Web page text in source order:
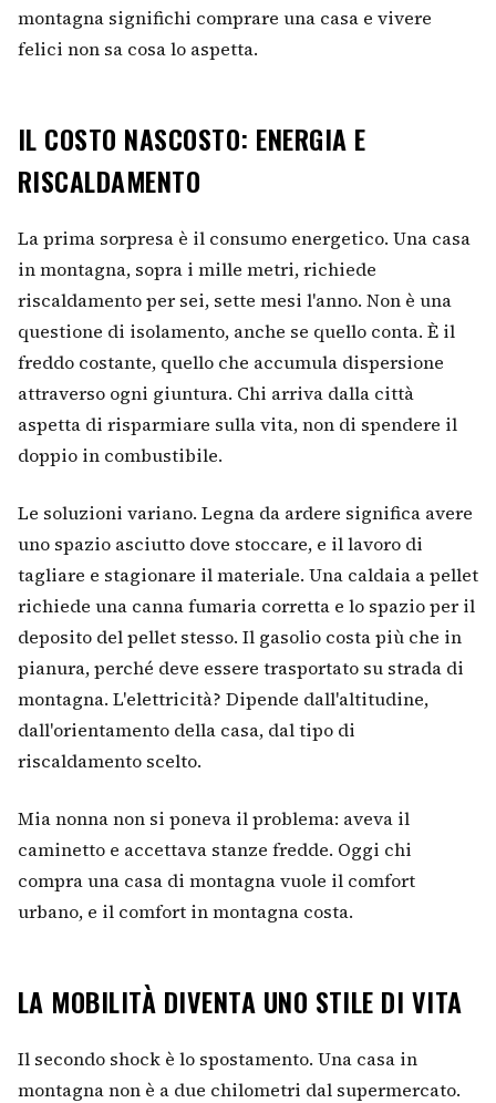
montagna significhi comprare una casa e vivere
felici non sa cosa lo aspetta.
IL COSTO NASCOSTO: ENERGIA E
RISCALDAMENTO
La prima sorpresa è il consumo energetico. Una casa
in montagna, sopra i mille metri, richiede
riscaldamento per sei, sette mesi l'anno. Non è una
questione di isolamento, anche se quello conta. È il
freddo costante, quello che accumula dispersione
attraverso ogni giuntura. Chi arriva dalla città
aspetta di risparmiare sulla vita, non di spendere il
doppio in combustibile.
Le soluzioni variano. Legna da ardere significa avere
uno spazio asciutto dove stoccare, e il lavoro di
tagliare e stagionare il materiale. Una caldaia a pellet
richiede una canna fumaria corretta e lo spazio per il
deposito del pellet stesso. Il gasolio costa più che in
pianura, perché deve essere trasportato su strada di
montagna. L'elettricità? Dipende dall'altitudine,
dall'orientamento della casa, dal tipo di
riscaldamento scelto.
Mia nonna non si poneva il problema: aveva il
caminetto e accettava stanze fredde. Oggi chi
compra una casa di montagna vuole il comfort
urbano, e il comfort in montagna costa.
LA MOBILITÀ DIVENTA UNO STILE DI VITA
Il secondo shock è lo spostamento. Una casa in
montagna non è a due chilometri dal supermercato.